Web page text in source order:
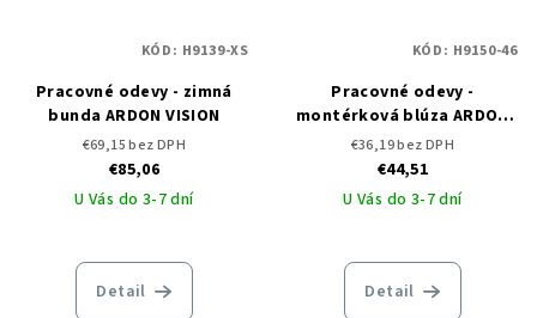
Pracovné odevy - zimná
bunda ARDON VISION
€69,15 bez DPH
€85,06
U Vás do 3-7 dní
Detail
KÓD: H9139-XS
Pracovné odevy -
montérková blúza ARDON
VISION
€36,19 bez DPH
€44,51
U Vás do 3-7 dní
Detail
KÓD: H9150-46